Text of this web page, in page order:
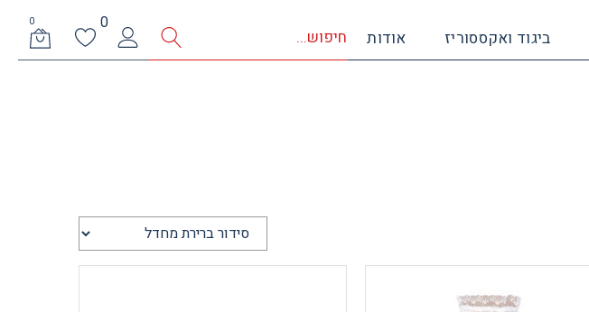
ביגוד ואקססוריז אודות
0
0